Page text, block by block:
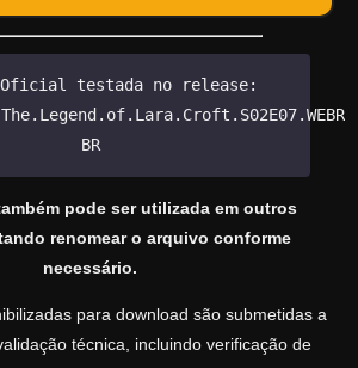
Oficial testada no release:
BR
pode ser utilizada em outros
renomear o arquivo conforme
necessário.
para download são submetidas a
técnica, incluindo verificação de